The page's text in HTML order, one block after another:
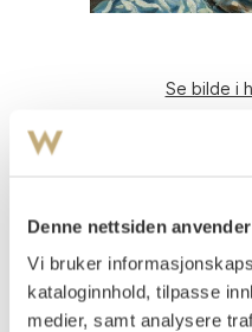
Denne nettsiden
Vi bruker
kataloginnhold, tilpasse
medier, samt analysere
Se bilde i
Strømme, Olav
Olje på plate
50x70
Signert og datert nede t.h.:
Platen bemalt på baksiden